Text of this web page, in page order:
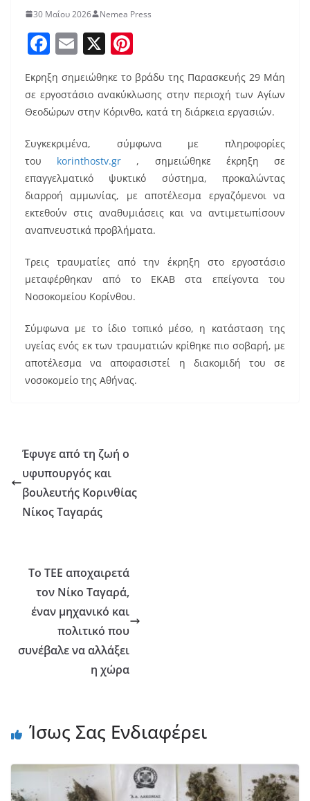
30 Μαΐου 2026 Nemea Press
F
a
c
e
o
o
k
E
m
ai
l
X
nt
er
e
Εκρηξη σημειώθηκε το βράδυ της Παρασκευής 29 Μάη
σε εργοστάσιο ανακύκλωσης στην περιοχή των Αγίων
Θεοδώρων στην Κόρινθο, κατά τη διάρκεια εργασιών.
Συγκεκριμένα, σύμφωνα με πληροφορίες
του korinthostv.gr , σημειώθηκε έκρηξη σε
επαγγελματικό ψυκτικό σύστημα, προκαλώντας
διαρροή αμμωνίας, με αποτέλεσμα εργαζόμενοι να
εκτεθούν στις αναθυμιάσεις και να αντιμετωπίσουν
αναπνευστικά προβλήματα.
Τρεις τραυματίες από την έκρηξη στο εργοστάσιο
μεταφέρθηκαν από το ΕΚΑΒ στα επείγοντα του
Νοσοκομείου Κορίνθου.
Σύμφωνα με το ίδιο τοπικό μέσο, η κατάσταση της
υγείας ενός εκ των τραυματιών κρίθηκε πιο σοβαρή, με
αποτέλεσμα να αποφασιστεί η διακομιδή του σε
νοσοκομείο της Αθήνας.
Έφυγε από τη ζωή ο
υφυπουργός και
βουλευτής Κορινθίας
Νίκος Ταγαράς
To TEE αποχαιρετά
τον Νίκο Ταγαρά,
έναν μηχανικό και
πολιτικό που
συνέβαλε να αλλάξει
η χώρα
Ίσως Σας Ενδιαφέρει